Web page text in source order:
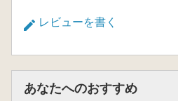
レビューを書く
あなたへのおすすめ